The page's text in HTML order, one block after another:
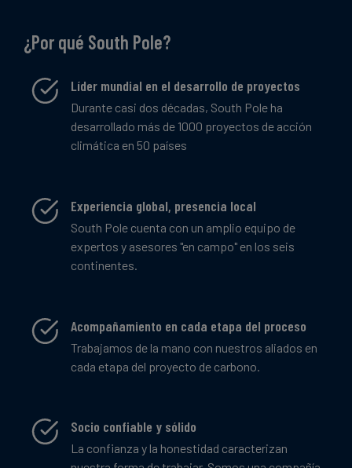
¿Por qué South Pole?
Líder mundial en el desarrollo de proyectos
Durante casi dos décadas, South Pole ha
desarrollado más de 1000 proyectos de acción
climática en 50 países
Experiencia global, presencia local
South Pole cuenta con un amplio equipo de
expertos y asesores "en campo" en los seis
continentes.
Acompañamiento en cada etapa del proceso
Trabajamos de la mano con nuestros aliados en
cada etapa del proyecto de carbono.
Socio confiable y sólido
La confianza y la honestidad caracterizan